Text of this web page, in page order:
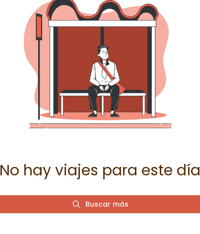
No hay viajes para este día
Buscar más